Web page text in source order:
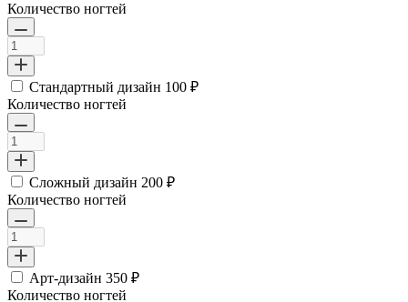
Количество ногтей
Стандартный дизайн 100 ₽
Количество ногтей
Сложный дизайн 200 ₽
Количество ногтей
Арт-дизайн 350 ₽
Количество ногтей